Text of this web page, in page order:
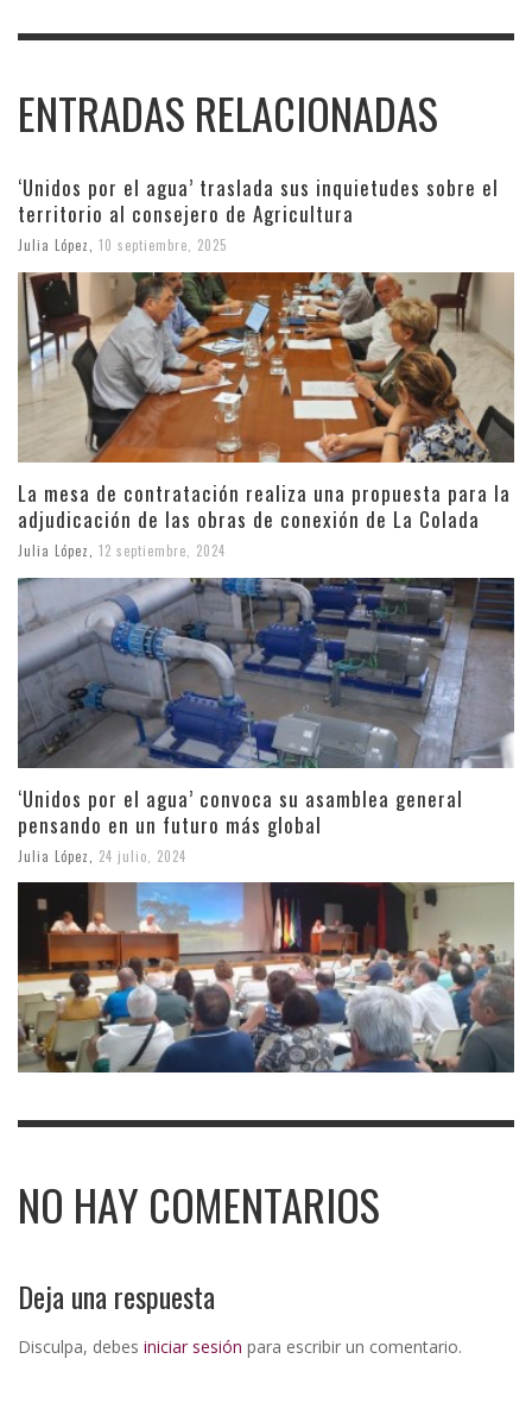
ENTRADAS RELACIONADAS
‘Unidos por el agua’ traslada sus inquietudes sobre el
territorio al consejero de Agricultura
Julia López 10 septiembre, 2025
La mesa de contratación realiza una propuesta para la
adjudicación de las obras de conexión de La Colada
Julia López 12 septiembre, 2024
‘Unidos por el agua’ convoca su asamblea general
pensando en un futuro más global
Julia López 24 julio, 2024
NO HAY COMENTARIOS
Deja una respuesta
Disculpa, debes iniciar sesión para escribir un comentario.